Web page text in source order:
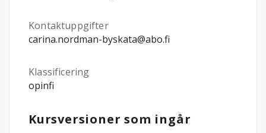
Kontaktuppgifter
carina.nordman-byskata@abo.fi
Klassificering
opinfi
Kursversioner som ingår